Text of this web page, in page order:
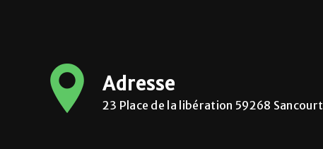
Adresse
23 Place de la libération 59268 Sancourt